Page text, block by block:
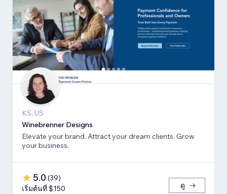
KS, US
Winebrenner Designs
Elevate your brand. Attract your dream clients. Grow
your business.
5.0 (39)
เริ่มต้นที่ $150
ดู